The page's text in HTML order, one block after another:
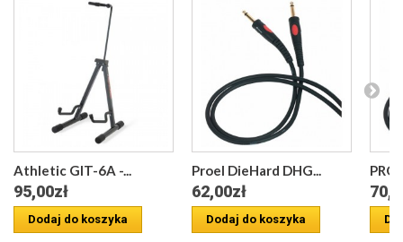
Athletic GIT-6A -...
95,00zł
Dodaj do koszyka
Proel DieHard DHG...
62,00zł
Dodaj do koszyka